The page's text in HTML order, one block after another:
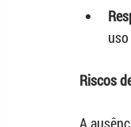
Riscos
A